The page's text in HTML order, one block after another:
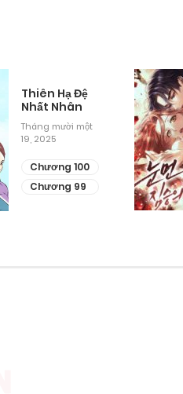
Thiên Hạ Đệ
Nhất Nhân
Tháng mười một
19, 2025
Chương 100
Chương 99